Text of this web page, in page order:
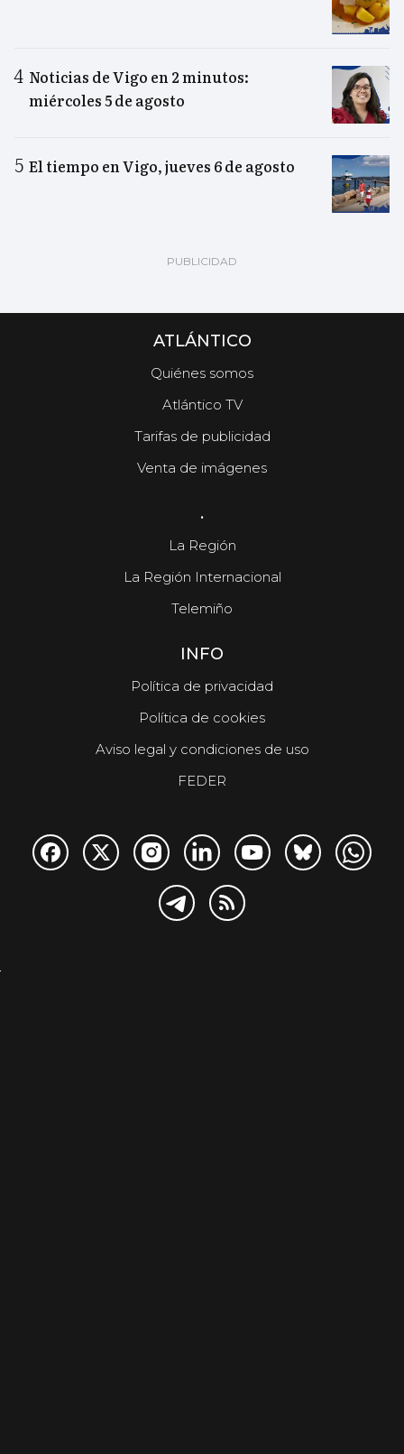
Noticias de Vigo en 2 minutos:
miércoles 5 de agosto
El tiempo en Vigo, jueves 6 de agosto
ATLÁNTICO
Quiénes somos
Atlántico TV
Tarifas de publicidad
Venta de imágenes
.
La Región
La Región Internacional
Telemiño
INFO
Política de privacidad
Política de cookies
Aviso legal y condiciones de uso
FEDER